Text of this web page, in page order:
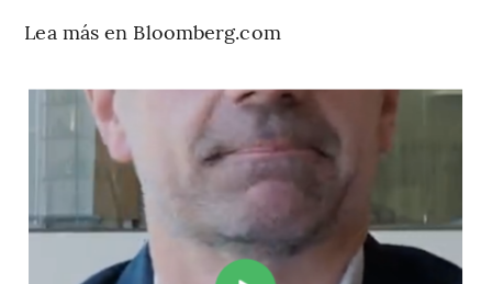
Lea más en Bloomberg.com